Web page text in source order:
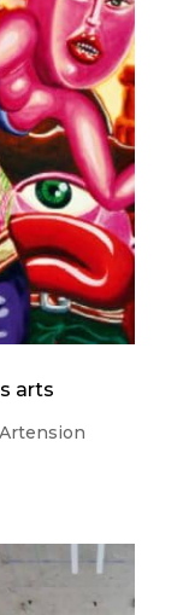
arts
Artension